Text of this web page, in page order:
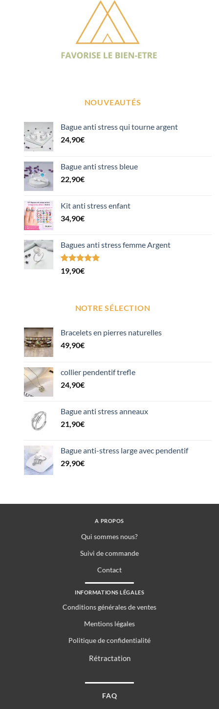
NOUVEAUTÉS
Bague anti stress qui tourne argent
24,90€
Bague anti stress bleue
22,90€
Kit anti stress enfant
34,90€
Bagues anti stress femme Argent
Noté5.00
sur 5 basé
1
19,90€
NOTRE SÉLECTION
Bracelets en pierres naturelles
49,90€
collier pendentif trefle
24,90€
Bague anti stress anneaux
21,90€
Bague anti-stress large avec pendentif
29,90€
A PROPOS
Qui sommes nous?
Suivi de commande
Contact
INFORMATIONS LÉGALES
Conditions générales de ventes
Mentions légales
Politique de confidentialité
Rétractation
FAQ